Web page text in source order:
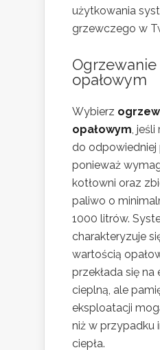
użytkowania
grzewczego w
opałowym
Wybierz
opałowym,
do odpowiedniej
ponieważ
kotłowni oraz
paliwo o
1000 litrów.
charakteryzuje
wartością
przekłada się
cieplną, ale
eksploatacji
niż w przypadku
ciepła.